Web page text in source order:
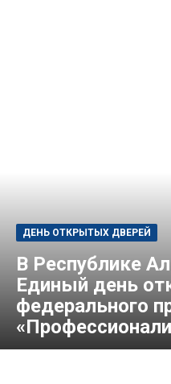
ДЕНЬ ОТКРЫТЫХ ДВЕРЕЙ
В Республике
Единый день
федерального